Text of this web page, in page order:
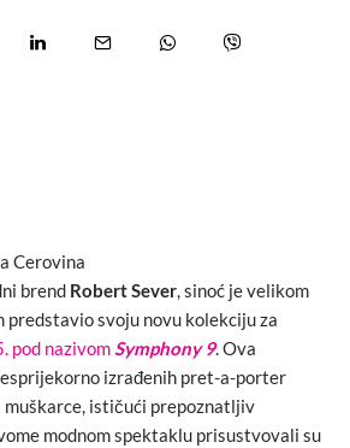
Cerovina
brend Robert Sever, sinoć je velikom
predstavio svoju novu kolekciju za
pod nazivomSymphony 9. Ova
izrađenih pret-a-porter
muškarce, ističući prepoznatljiv
modnom spektaklu prisustvovali su